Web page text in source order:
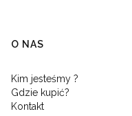
Linki w stopce
O NAS
Kim jesteśmy ?
Gdzie kupić?
Kontakt